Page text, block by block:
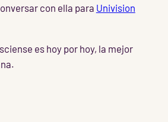
con ella para Univision
es hoy por hoy, la mejor